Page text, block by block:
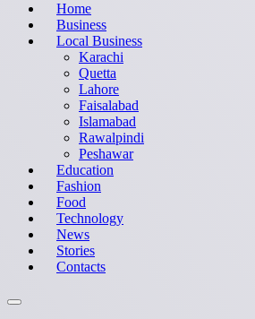
Home
Business
Local Business
Karachi
Quetta
Lahore
Faisalabad
Islamabad
Rawalpindi
Peshawar
Education
Fashion
Food
Technology
News
Stories
Contacts